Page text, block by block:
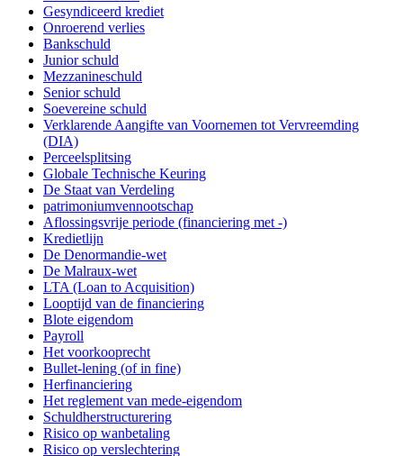
Gesyndiceerd krediet
Onroerend verlies
Bankschuld
Junior schuld
Mezzanineschuld
Senior schuld
Soevereine schuld
Verklarende Aangifte van Voornemen tot Vervreemding
(DIA)
Perceelsplitsing
Globale Technische Keuring
De Staat van Verdeling
patrimoniumvennootschap
Aflossingsvrije periode (financiering met -)
Kredietlijn
De Denormandie-wet
De Malraux-wet
LTA (Loan to Acquisition)
Looptijd van de financiering
Blote eigendom
Payroll
Het voorkooprecht
Bullet-lening (of in fine)
Herfinanciering
Het reglement van mede-eigendom
Schuldherstructurering
Risico op wanbetaling
Risico op verslechtering